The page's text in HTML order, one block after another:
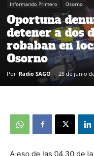
Informando Primero Osorno
Oportuna
detener a dos
robaban en
Osorno
Por Radio SAGO - 28 de junio
A eso de las 04.30 de